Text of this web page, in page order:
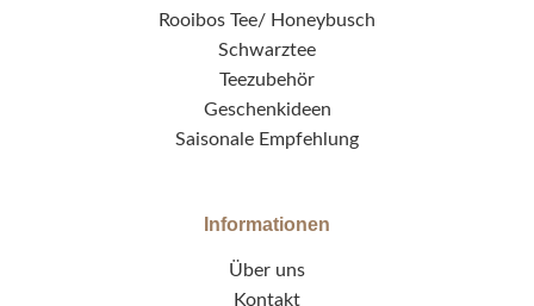
Rooibos Tee/ Honeybusch
Schwarztee
Teezubehör
Geschenkideen
Saisonale Empfehlung
Informationen
Über uns
Kontakt